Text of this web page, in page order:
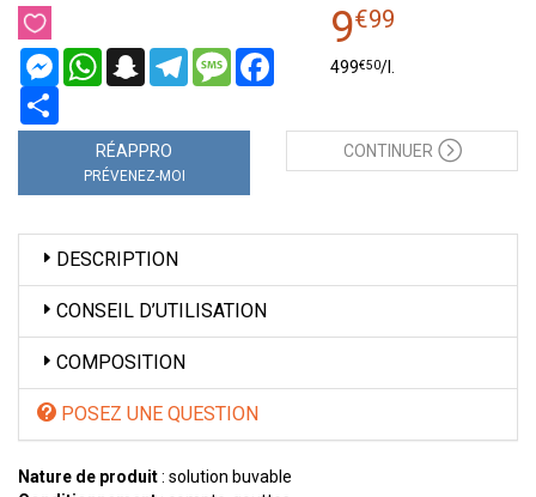
MessengerWhatsAppSnapchatTelegramMessageFacebook
9€99
499€50/
RÉAPPRO
PRÉVENEZ-MOI
CONTINUER
DESCRIPTION
CONSEIL D’UTILISATION
COMPOSITION
POSEZ UNE QUESTION
Nature de produit: solution buvable